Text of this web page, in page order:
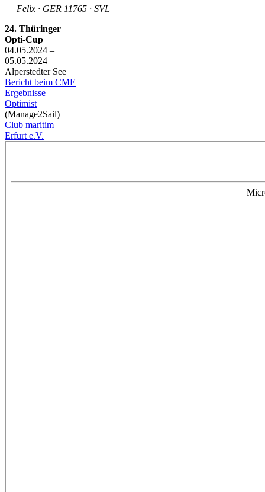
Felix · GER 11765 · SVL
24. Thüringer
Opti-Cup
04.05.2024 –
05.05.2024
Alperstedter See
Bericht beim CME
Ergebnisse
Optimist
(Manage2Sail)
Club maritim
Erfurt e.V.